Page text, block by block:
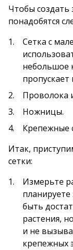
Чтобы создать
понадобятся
Сетка с
небольшое
пропускает
Проволока
Ножницы.
Крепежные
Итак,
сетки:
Измерьте
планируете
быть
растения,
и не
крепежных